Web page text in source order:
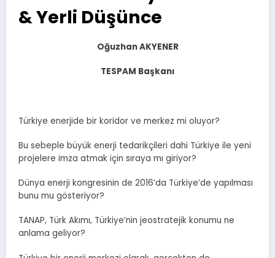
& Yerli Düşünce
Oğuzhan AKYENER
TESPAM Başkanı
Türkiye enerjide bir koridor ve merkez mi oluyor?
Bu sebeple büyük enerji tedarikçileri dahi Türkiye ile yeni
projelere imza atmak için sıraya mı giriyor?
Dünya enerji kongresinin de 2016’da Türkiye’de yapılması
bunu mu gösteriyor?
TANAP, Türk Akımı, Türkiye’nin jeostratejik konumu ne
anlama geliyor?